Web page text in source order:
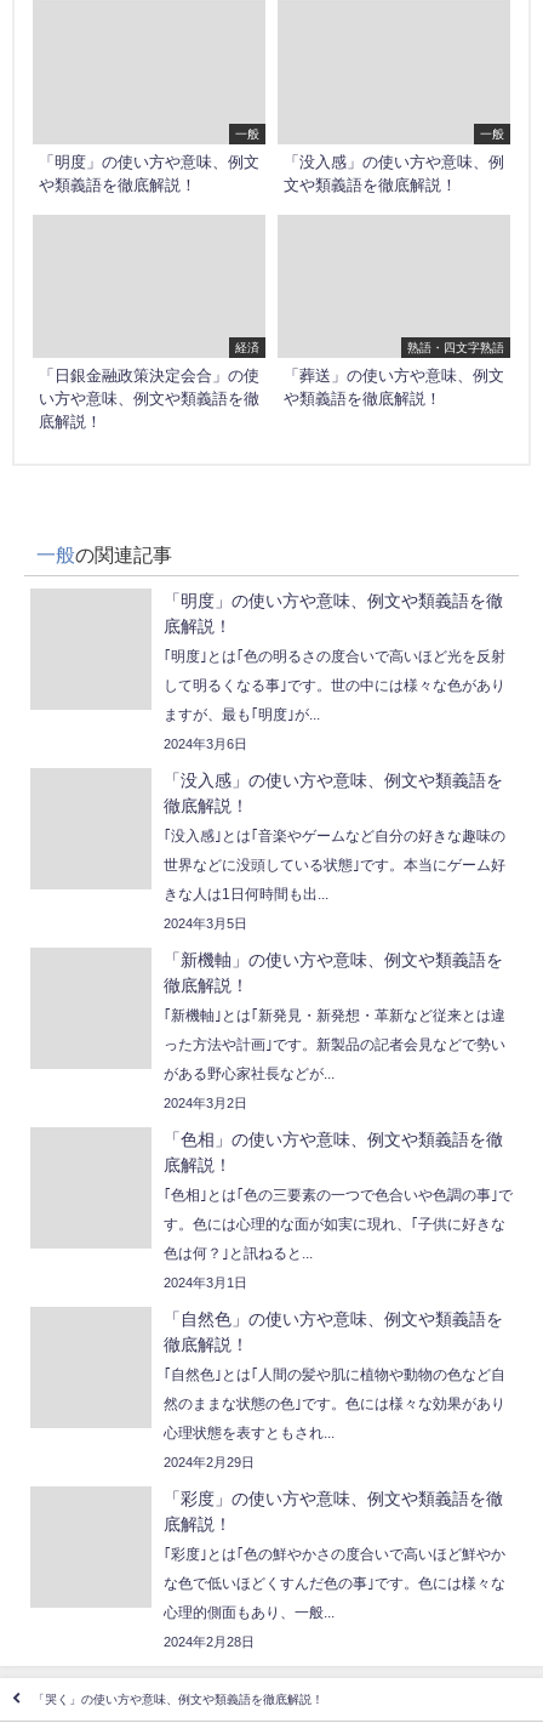
一般
「明度」の使い方や意味、例文
や類義語を徹底解説！
一般
「没入感」の使い方や意味、例
文や類義語を徹底解説！
経済
「日銀金融政策決定会合」の使
い方や意味、例文や類義語を徹
底解説！
熟語・四文字熟語
「葬送」の使い方や意味、例文
や類義語を徹底解説！
一般の関連記事
「明度」の使い方や意味、例文や類義語を徹
底解説！
｢明度｣とは｢色の明るさの度合いで高いほど光を反射
して明るくなる事｣です。世の中には様々な色があり
ますが、最も｢明度｣が...
2024年3月6日
「没入感」の使い方や意味、例文や類義語を
徹底解説！
｢没入感｣とは｢音楽やゲームなど自分の好きな趣味の
世界などに没頭している状態｣です。本当にゲーム好
きな人は1日何時間も出...
2024年3月5日
「新機軸」の使い方や意味、例文や類義語を
徹底解説！
｢新機軸｣とは｢新発見・新発想・革新など従来とは違
った方法や計画｣です。新製品の記者会見などで勢い
がある野心家社長などが...
2024年3月2日
「色相」の使い方や意味、例文や類義語を徹
底解説！
｢色相｣とは｢色の三要素の一つで色合いや色調の事｣で
す。色には心理的な面が如実に現れ、｢子供に好きな
色は何？｣と訊ねると...
2024年3月1日
「自然色」の使い方や意味、例文や類義語を
徹底解説！
｢自然色｣とは｢人間の髪や肌に植物や動物の色など自
然のままな状態の色｣です。色には様々な効果があり
心理状態を表すともされ...
2024年2月29日
「彩度」の使い方や意味、例文や類義語を徹
底解説！
｢彩度｣とは｢色の鮮やかさの度合いで高いほど鮮やか
な色で低いほどくすんだ色の事｣です。色には様々な
心理的側面もあり、一般...
2024年2月28日
「哭く」の使い方や意味、例文や類義語を徹底解説！